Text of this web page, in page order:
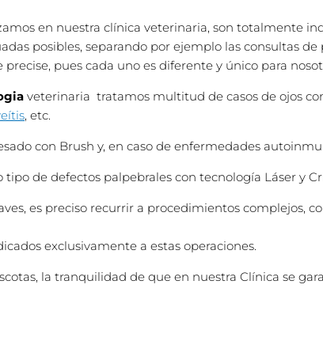
en nuestra clínica veterinaria, son totalmente
posibles, separando por ejemplo las consultas de
pues cada uno es diferente y único para
veterinaria tratamos multitud de casos de ojos
, etc.
con Brush y, en caso de enfermedades
de defectos palpebrales con tecnología Láser y
es preciso recurrir a procedimientos complejos,
exclusivamente a estas operaciones.
la tranquilidad de que en nuestra Clínica se